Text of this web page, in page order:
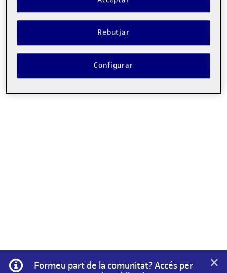
CONTRIBUTION
EL SENSE TÍTOL
No hi ha comentaris.
Informació
Formeu part de la comunitat? Accés per
×
Rebutjar
Configurar